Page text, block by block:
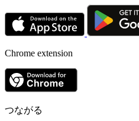
Chrome extension
つながる